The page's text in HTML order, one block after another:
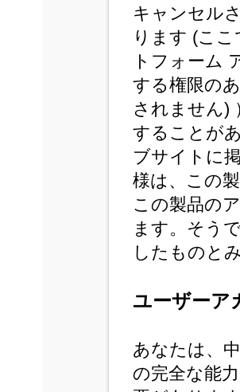
キャンセル
ります (こ
トフォーム
する権限の
されません)
することが
ブサイトに
様は、この
この製品の
ます。そう
したものと
ユーザーア
あなたは、
の完全な能